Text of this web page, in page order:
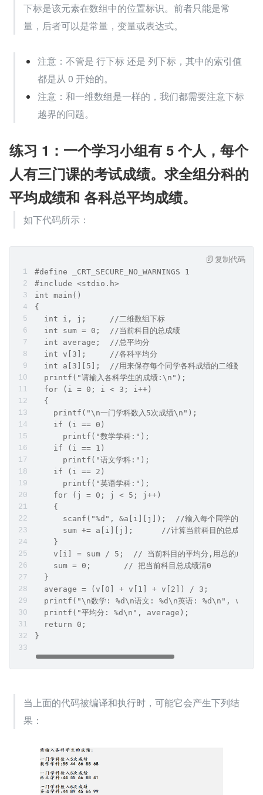
下标是该元素在数组中的位置标识。前者只能是常
量，后者可以是常量，变量或表达式。
注意：不管是 行下标 还是 列下标，其中的索引值
都是从 0 开始的。
注意：和一维数组是一样的，我们都需要注意下标
越界的问题。
练习 1：一个学习小组有 5 个人，每个
人有三门课的考试成绩。求全组分科的
平均成绩和 各科总平均成绩。
如下代码所示：
#define _CRT_SECURE_NO_WARNINGS 1
#include <stdio.h>
int main()
{
  int i, j;     //二维数组下标
  int sum = 0;  //当前科目的总成绩
  int average;  //总平均分
  int v[3];     //各科平均分
int a[3][5];  //用来保存每个同学各科成绩的二维数组,三
  printf("请输入各科学生的成绩:\n");
  for (i = 0; i < 3; i++)
  {
    printf("\n一门学科数入5次成绩\n");
    if (i == 0)
      printf("数学学科:");
    if (i == 1)
      printf("语文学科:");
    if (i == 2)
      printf("英语学科:");
    for (j = 0; j < 5; j++)
    {
scanf("%d", &a[i][j]);  //输入每个同学的各科成
sum += a[i][j];      //计算当前科目的总成绩
    }
v[i] = sum / 5;  // 当前科目的平均分,用总的成绩除
    sum = 0;       // 把当前科目总成绩清0
  }
  average = (v[0] + v[1] + v[2]) / 3;
printf("\n数学: %d\n语文: %d\n英语: %d\n",
  printf("平均分: %d\n", average);
  return 0;
}
复制代码
当上面的代码被编译和执行时，可能它会产生下列结
果：